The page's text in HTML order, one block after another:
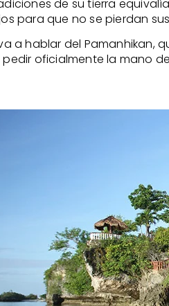
de su tierra
para que no se pierdan
a hablar del Pamanhikan,
oficialmente la mano